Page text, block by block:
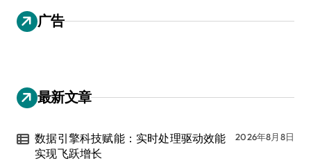
广告
最新文章
数据引擎科技赋能：实时处理驱动效能
实现飞跃增长
2026年8月8日